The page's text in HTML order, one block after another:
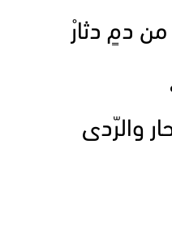
دمٍ دثارْ
والرّدى